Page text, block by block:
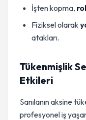
İşten kopma,
Fiziksel olarak
atakları.
Tükenmişlik
Etkileri
Sanılanın aksine
profesyonel iş